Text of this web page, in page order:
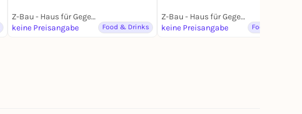
Z-Bau - Haus für Gegenwartskultur
keine Preisangabe
Food & Drinks
Z-Bau - Haus für Gegenwartskultur
keine Preisangabe
Food & Drinks